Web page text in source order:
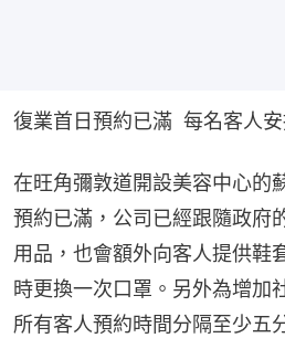
復業首日預約已滿  每名客人
在旺角彌敦道開設美容中心的
預約已滿，公司已經跟隨政府
用品，也會額外向客人提供鞋
時更換一次口罩。另外為增加
所有客人預約時間分隔至少五